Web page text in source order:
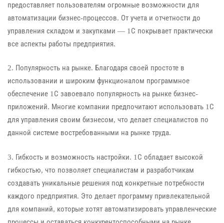
предоставляет пользователям огромные возможности для
автоматизации бизнес-процессов. От учета и отчетности до
управления складом и закупками — 1С покрывает практически
все аспекты работы предприятия.
2. Популярность на рынке. Благодаря своей простоте в
использовании и широким функционалом программное
обеспечение 1С завоевало популярность на рынке бизнес-
приложений. Многие компании предпочитают использовать 1С
для управления своим бизнесом, что делает специалистов по
данной системе востребованными на рынке труда.
3. Гибкость и возможность настройки. 1С обладает высокой
гибкостью, что позволяет специалистам и разработчикам
создавать уникальные решения под конкретные потребности
каждого предприятия. Это делает программу привлекательной
для компаний, которые хотят автоматизировать управленческие